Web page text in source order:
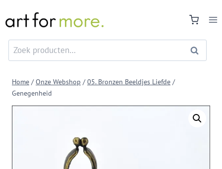
naar
Zoeken
naar:
Zoeken
Home / Onze Webshop / 05. Bronzen Beeldjes Liefde /
Genegenheid